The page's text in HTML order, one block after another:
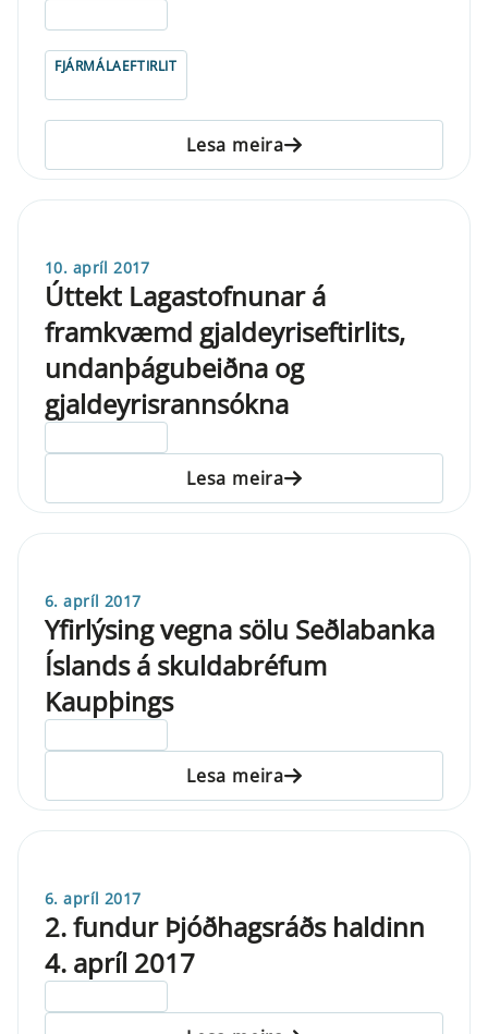
FJÁRMÁLAEFTIRLIT
Lesa meira
10. apríl 2017
Úttekt Lagastofnunar á
framkvæmd gjaldeyriseftirlits,
undanþágubeiðna og
gjaldeyrisrannsókna
Lesa meira
6. apríl 2017
Yfirlýsing vegna sölu Seðlabanka
Íslands á skuldabréfum
Kaupþings
Lesa meira
6. apríl 2017
2. fundur Þjóðhagsráðs haldinn
4. apríl 2017